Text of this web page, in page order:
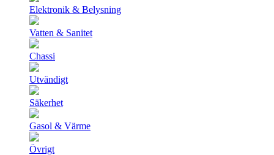
Elektronik & Belysning
Vatten & Sanitet
Chassi
Utvändigt
Säkerhet
Gasol & Värme
Övrigt